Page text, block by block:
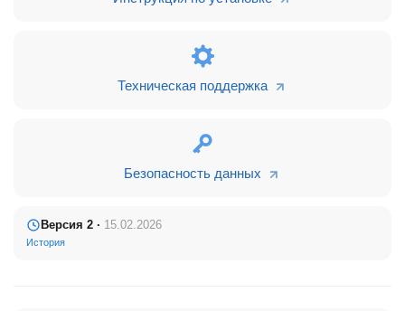
таблицы в Битрикс24 всего за несколько шагов:
Подготовьте файл с базой клиентов и загрузите его в
приложение (будет обработана только первая вкладка
Дождитесь окончания загрузки.
Подробнее о том, как работать с приложением, читайте
Ознакомьтесь с другими нашими приложениями:
Интеграция с телефонией Asterisk
Техническая поддержка
Безопасность данных
Версия 2 · 15.02.2026
История